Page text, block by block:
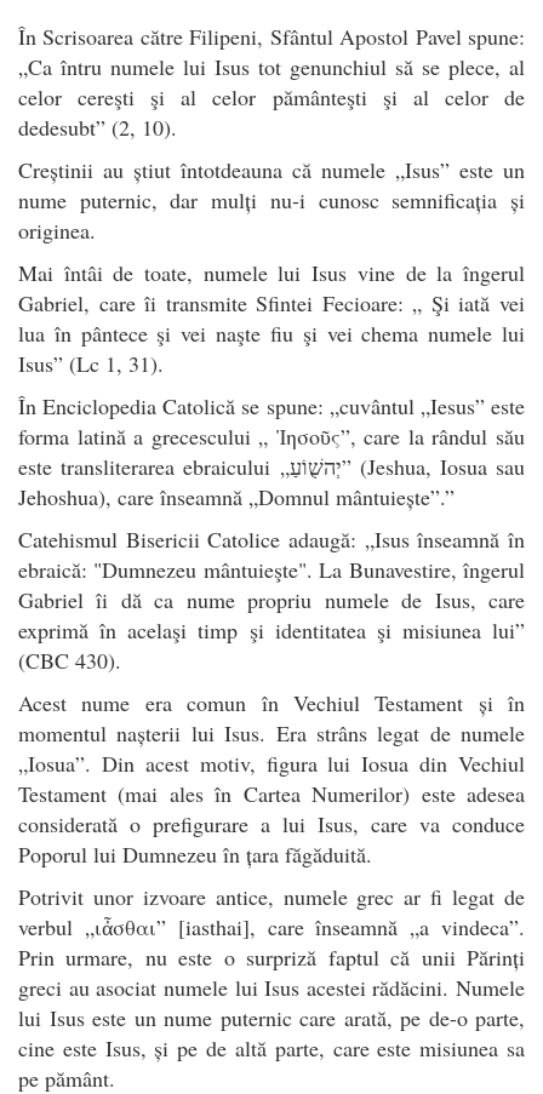
În Scrisoarea către Filipeni, Sfântul Apostol Pavel spune:
„Ca întru numele lui Isus tot genunchiul să se plece, al
celor cereşti şi al celor pământeşti şi al celor de
dedesubt” (2, 10).
Creștinii au știut întotdeauna că numele „Isus” este un
nume puternic, dar mulți nu-i cunosc semnificația și
originea.
Mai întâi de toate, numele lui Isus vine de la îngerul
Gabriel, care îi transmite Sfintei Fecioare: „ Şi iată vei
lua în pântece şi vei naşte fiu şi vei chema numele lui
Isus” (Lc 1, 31).
În Enciclopedia Catolică se spune: „cuvântul „Iesus” este
forma latină a grecescului „ Ἰησοῦς”, care la rândul său
este transliterarea ebraicului „יְהשֻׁוֹעַ” (Jeshua, Iosua sau
Jehoshua), care înseamnă „Domnul mântuiește”.”
Catehismul Bisericii Catolice adaugă: „Isus înseamnă în
ebraică: "Dumnezeu mântuieşte". La Bunavestire, îngerul
Gabriel îi dă ca nume propriu numele de Isus, care
exprimă în acelaşi timp şi identitatea şi misiunea lui”
(CBC 430).
Acest nume era comun în Vechiul Testament și în
momentul nașterii lui Isus. Era strâns legat de numele
„Iosua”. Din acest motiv, figura lui Iosua din Vechiul
Testament (mai ales în Cartea Numerilor) este adesea
considerată o prefigurare a lui Isus, care va conduce
Poporul lui Dumnezeu în țara făgăduită.
Potrivit unor izvoare antice, numele grec ar fi legat de
verbul „ιἆσθαι” [iasthai], care înseamnă „a vindeca”.
Prin urmare, nu este o surpriză faptul că unii Părinți
greci au asociat numele lui Isus acestei rădăcini. Numele
lui Isus este un nume puternic care arată, pe de-o parte,
cine este Isus, și pe de altă parte, care este misiunea sa
pe pământ.